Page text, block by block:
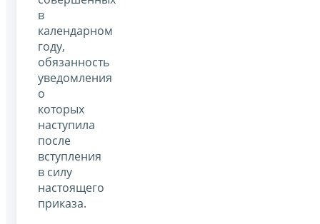
в
календарном
году,
обязанность
уведомления
о
которых
наступила
после
вступления
в силу
настоящего
приказа.